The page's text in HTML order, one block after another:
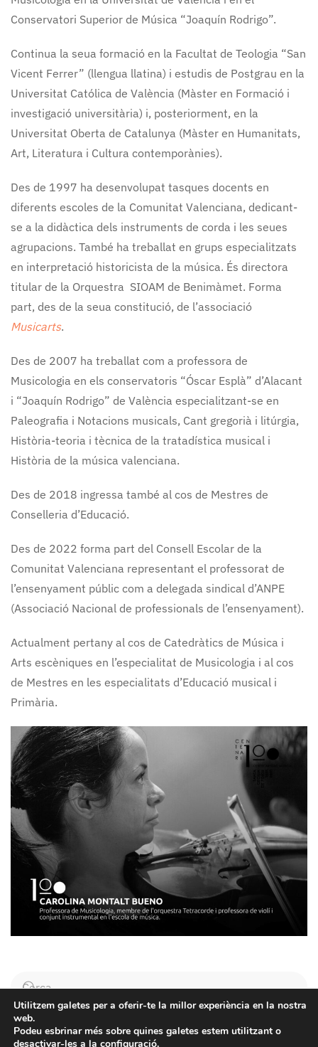
Conservatori Superior de Música “Joaquín Rodrigo”.
Continua la seua formació en la Facultat de Teologia “San
Vicent Ferrer” (llengua llatina) i estudis de Postgrau en la
Universitat Católica de València (Màster en Formació i
investigació universitària) i, posteriorment, en la
Universitat Oberta de Catalunya (Màster en Humanitats,
Art, Literatura i Cultura contemporànies).
Des de 1997 ha desenvolupat tasques docents en
diferents escoles de la Comunitat Valenciana, dedicant-
se a la didàctica dels instruments de corda i les seues
agrupacions. També ha treballat en grups especialitzats
en interpretació historicista de la música. És directora
titular de la Orquestra SIOAM de Benimàmet. Forma
part, des de la seua constitució, de l’associació
Musicarts.
Des de 2007 ha treballat com a professora de
Musicologia en els conservatoris “Óscar Esplà” d’Alacant
i “Joaquín Rodrigo” de València especialitzant-se en
Paleografia i Notacions musicals, Cant gregorià i litúrgia,
Història-teoria i tècnica de la tratadística musical i
Història de la música valenciana.
Des de 2018 ingressa també al cos de Mestres de
Conselleria d’Educació.
Des de 2022 forma part del Consell Escolar de la
Comunitat Valenciana representant el professorat de
l’ensenyament públic com a delegada sindical d’ANPE
(Associació Nacional de professionals de l’ensenyament).
Actualment pertany al cos de Catedràtics de Música i
Arts escèniques en l’especialitat de Musicologia i al cos
de Mestres en les especialitats d’Educació musical i
Primària.
Volem ser 1000 socis i nomes faltes tu
Utilitzem galetes per a oferir-te la millor experiència en la nostra
web.
Podeu esbrinar més sobre quines galetes estem utilitzant o
desactivar-les a la configuració.